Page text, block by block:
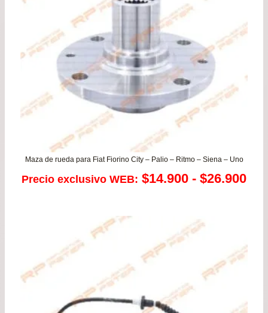
Maza de rueda para Fiat Fiorino City – Palio – Ritmo – Siena – Uno
Precio exclusivo WEB: $14.900 - $26.900